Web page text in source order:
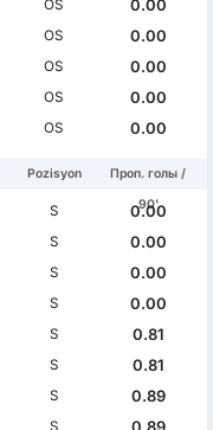
OS
0.00
OS
0.00
OS
0.00
OS
0.00
OS 0.00
Pozisyon
Проп. голы /
90'
S
0.00
S
0.00
S
0.00
S
0.00
S
0.81
S
0.81
S
0.89